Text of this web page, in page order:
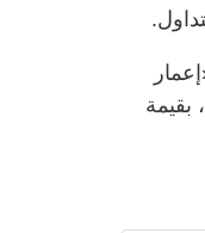
مصر» ستطرح جزءاً من أسهمها في السوق المصرية خلال الربع الثاني من 2015، بقيمة